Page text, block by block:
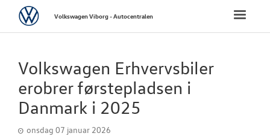
Toggle
VolkswagenVolkswagen Viborg - Autocentralen
Volkswagen Erhvervsbiler
erobrer førstepladsen i
Danmark i 2025
onsdag 07 januar 2026